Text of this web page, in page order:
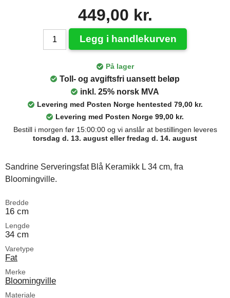
449,00 kr.
Legg i handlekurven
På lager
Toll- og avgiftsfri uansett beløp
inkl. 25% norsk MVA
Levering med Posten Norge hentested 79,00 kr.
Levering med Posten Norge 99,00 kr.
Bestill i morgen før 15:00:00 og vi anslår at bestillingen leveres
torsdag d. 13. august eller fredag d. 14. august
Sandrine Serveringsfat Blå Keramikk L 34 cm, fra
Bloomingville.
Bredde
16 cm
Lengde
34 cm
Varetype
Fat
Merke
Bloomingville
Materiale